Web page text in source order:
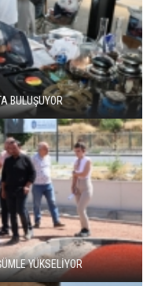
BULUŞUYOR
YÜKSELİYOR